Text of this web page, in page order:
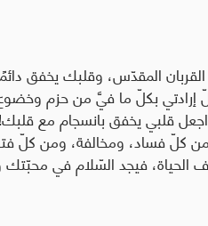
المقدّس، وقلبك يخفق
إرادتي بكلّ ما فيَّ من حزم
قلبي يخفق بانسجام مع
فساد، ومخالفة، ومن كلّ
الحياة، فيجد السّلام في